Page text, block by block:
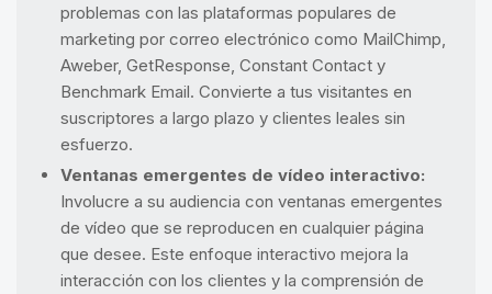
problemas con las plataformas populares de
marketing por correo electrónico como MailChimp,
Aweber, GetResponse, Constant Contact y
Benchmark Email. Convierte a tus visitantes en
suscriptores a largo plazo y clientes leales sin
esfuerzo.
Ventanas emergentes de vídeo interactivo:
Involucre a su audiencia con ventanas emergentes
de vídeo que se reproducen en cualquier página
que desee. Este enfoque interactivo mejora la
interacción con los clientes y la comprensión de